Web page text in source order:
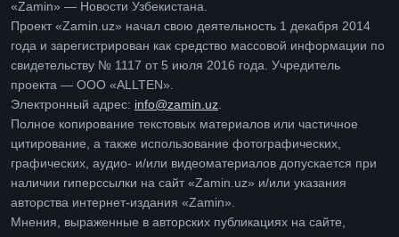
«Zamin» — Новости Узбекистана.
Проект «Zamin.uz» начал свою деятельность 1 декабря 2014
года и зарегистрирован как средство массовой информации по
свидетельству № 1117 от 5 июля 2016 года. Учредитель
проекта — ООО «ALLTEN».
Электронный адрес: info@zamin.uz
Полное копирование текстовых материалов или частичное
цитирование, а также использование фотографических,
графических, аудио- и/или видеоматериалов допускается при
наличии гиперссылки на сайт «Zamin.uz» и/или указания
авторства интернет-издания «Zamin».
Мнения, выраженные в авторских публикациях на сайте,